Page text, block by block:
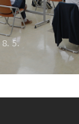
8. 5.